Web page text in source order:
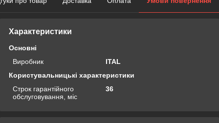
Характеристики
Основні
Виробник
ITAL
Користувальницькі характеристики
Строк гарантійного
обслуговування, міс
36